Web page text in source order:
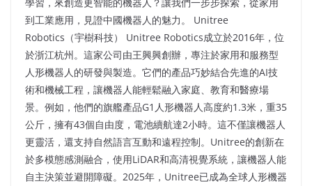
到工業應用，見證中國機器人的魅力。​ Unitree
Robotics（宇樹科技） Unitree Robotics成立於2016年，位
於浙江杭州。這家公司由王興興創辦，專注於家用和服務型
人形機器人的研發與製造。它們的產品巧妙結合先進的AI技
術和機械工程，讓機器人能輕鬆融入家庭、教育和醫療場
景。例如，他們的旗艦產品G1人形機器人高度約1.3米，重35
公斤，擁有43個自由度，電池續航達2小時。這不僅讓機器人
更靈活，還支持自然語言互動和遠程控制。Unitree的創新在
於多模態感測融合，使用LiDAR和高清視覺系統，讓機器人能
自主決策並避開障礙。2025年，Unitree已成為全球人形機器